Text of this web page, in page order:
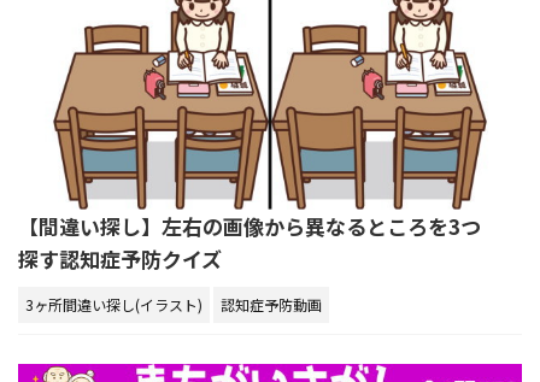
【間違い探し】左右の画像から異なるところを3つ
探す認知症予防クイズ
3ヶ所間違い探し(イラスト) 認知症予防動画